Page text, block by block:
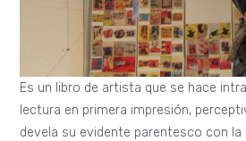
Es un libro de artista que se hace
lectura en primera impresión,
devela su evidente parentesco con la